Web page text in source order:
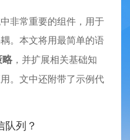
非常重要的组件，用于
。本文将用最简单的语
略 ，并扩展相关基础知
。文中还附带了示例代
队列？